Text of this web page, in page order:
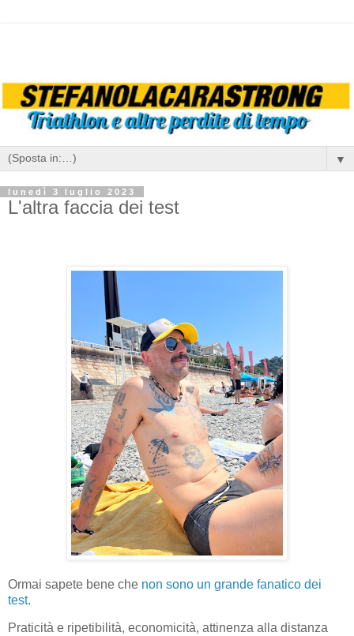
▼
lunedì 3 luglio 2023
L'altra faccia dei test
Ormai sapete bene che non sono un grande fanatico dei
test.
Praticità e ripetibilità, economicità, attinenza alla distanza